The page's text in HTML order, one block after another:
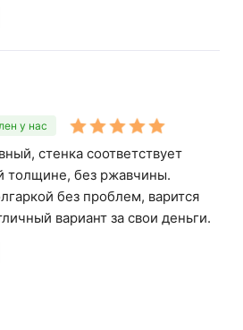
у нас
стенка соответствует
толщине, без ржавчины.
без проблем, варится
вариант за свои деньги.